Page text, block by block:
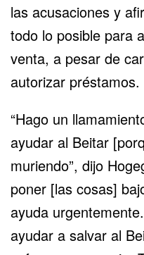
las acusaciones y
todo lo posible para
venta, a pesar de
autorizar préstamos.
“Hago un
ayudar al Beitar
muriendo”, dijo
poner [las cosas]
ayuda
ayudar a salvar al